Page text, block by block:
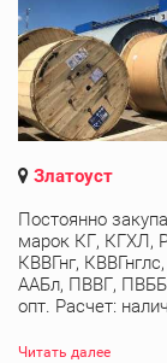
Златоуст
Постоянно
марок КГ, КГХЛ,
КВВГнг,
ААБл, ПВВГ,
опт. Расчет:
Читать далее